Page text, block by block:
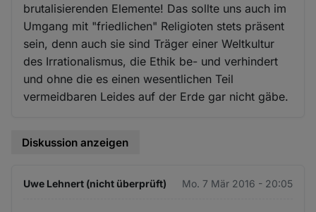
brutalisierenden Elemente! Das sollte uns auch im
Umgang mit "friedlichen" Religioten stets präsent
sein, denn auch sie sind Träger einer Weltkultur
des Irrationalismus, die Ethik be- und verhindert
und ohne die es einen wesentlichen Teil
vermeidbaren Leides auf der Erde gar nicht gäbe.
Diskussion anzeigen
Uwe Lehnert (nicht überprüft) Mo. 7 Mär 2016 - 20:05